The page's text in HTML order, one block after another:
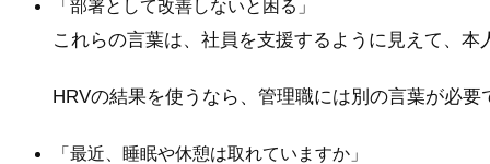
「部署として改善しないと困る」
これらの言葉は、社員を支援するように見えて、本
HRVの結果を使うなら、管理職には別の言葉が必要
「最近、睡眠や休憩は取れていますか」